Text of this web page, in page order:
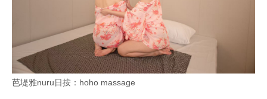
芭堤雅nuru日按：hoho massage